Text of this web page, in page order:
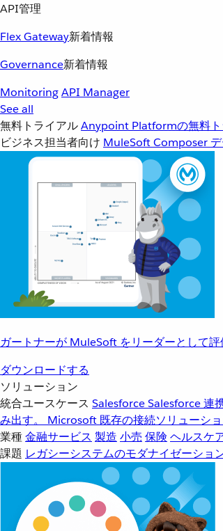
API管理
Flex Gateway新着情報
Governance新着情報
MonitoringAPI Manager
See all
無料トライアルAnypoint Platformの無料ト
ビジネス担当者向け MuleSoft Composer
ガートナーが MuleSoft をリーダーとして評
ダウンロードする
ソリューション
統合ユースケース SalesforceSalesforce 連
み出す。
Microsoft 既存の接続ソリューシ
業種金融サービス 製造 小売 保険 ヘルスケ
課題 レガシーシステムのモダナイゼーショ